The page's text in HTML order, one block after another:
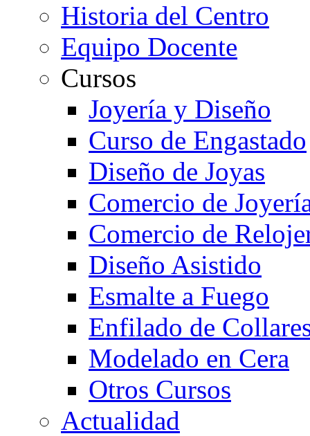
Historia del Centro
Equipo Docente
Cursos
Joyería y Diseño
Curso de Engastado
Diseño de Joyas
Comercio de
Comercio de
Diseño Asistido
Esmalte a Fuego
Enfilado de
Modelado en Cera
Otros Cursos
Actualidad